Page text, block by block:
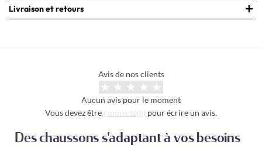
Livraison et retours
Avis de nos clients
Aucun avis pour le moment
Vous devez être connecté(e) pour écrire un avis.
Des chaussons s'adaptant à vos besoins